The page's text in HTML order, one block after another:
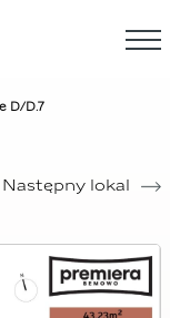
D/D.7
Następny lokal